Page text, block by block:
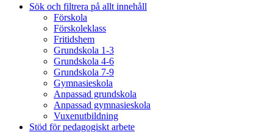
Sök och filtrera på allt innehåll
Förskola
Förskoleklass
Fritidshem
Grundskola 1-3
Grundskola 4-6
Grundskola 7-9
Gymnasieskola
Anpassad grundskola
Anpassad gymnasieskola
Vuxenutbildning
Stöd för pedagogiskt arbete